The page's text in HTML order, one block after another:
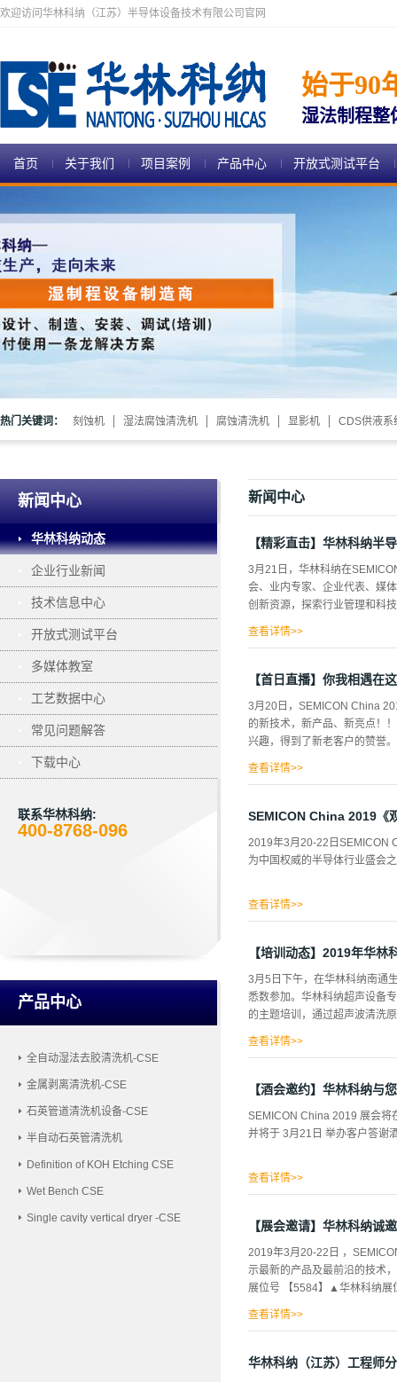
欢迎访问华林科纳（江苏）半导体设备技术有限公司官网
始于90
湿法制程整
首页 关于我们 项目案例 产品中心 开放式测试平台
热门关键词： 刻蚀机 湿法腐蚀清洗机 腐蚀清洗机 显影机 CDS供液系
新闻中心
华林科纳动态
企业行业新闻
技术信息中心
开放式测试平台
多媒体教室
工艺数据中心
常见问题解答
下载中心
联系华林科纳:
400-8768-096
产品中心
全自动湿法去胶清洗机-CSE
金属剥离清洗机-CSE
石英管道清洗机设备-CSE
半自动石英管清洗机
Definition of KOH Etching CSE
Wet Bench CSE
Single cavity vertical dryer -CSE
新闻中心
【精彩直击】华林科纳半
3月21日，华林科纳在
会、业内专家、企业代表、媒
创新资源，探索行业管理和科
查看详情>>
【首日直播】你我相遇在
3月20日，SEMICON China
的新技术，新产品、新亮点！
兴趣，得到了新老客户的赞誉
可得到，数量有限，要抓紧啦。
查看详情>>
SEMICON China 2019《
2019年3月20-22日SEMICON
为中国权威的半导体行业盛会
查看详情>>
【培训动态】2019年华
3月5日下午，在华林科纳南通
悉数参加。华林科纳超声设备
的主题培训，通过超声波清洗
次培训，促使各部门同事更加
查看详情>>
【酒会邀约】华林科纳与
SEMICON China 2019 展会将
并将于 3月21日 举办客户答谢
查看详情>>
【展会邀请】华林科纳诚
2019年3月20-22日 ，
示最新的产品及最前沿的技术
展位号 【5584】▲华林科纳展
查看详情>>
华林科纳（江苏）工程师